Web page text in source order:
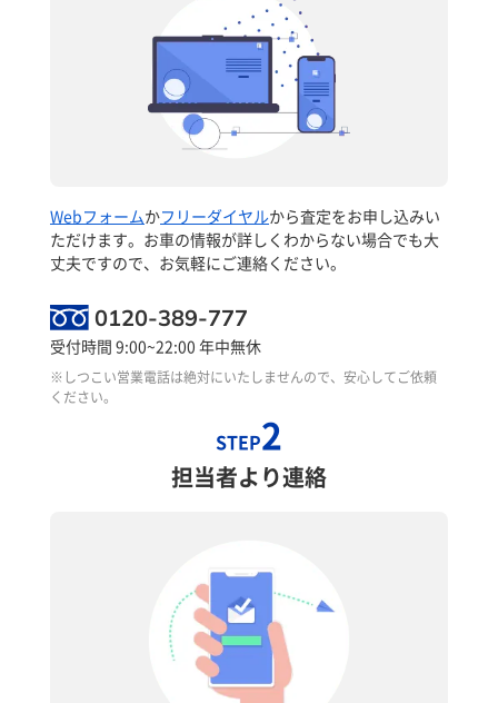
Webフォームかフリーダイヤルから査定をお申し込みい
ただけます。お車の情報が詳しくわからない場合でも大
丈夫ですので、お気軽にご連絡ください。
0120-389-777
受付時間 9:00~22:00 年中無休
※しつこい営業電話は絶対にいたしませんので、安心してご依頼
ください。
STEP2
担当者より連絡